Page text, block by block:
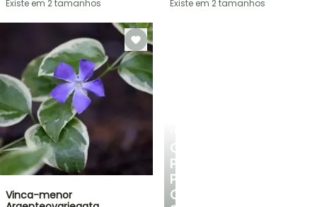
CONSELHOS
PERSONALIZADOS
PARA
O
Existe em 2 tamanhos Existe em 2 tamanhos
Vinca-menor